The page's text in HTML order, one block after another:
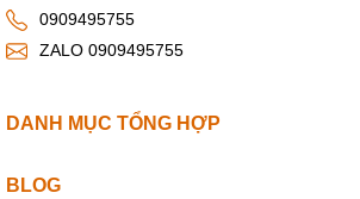
0909495755
ZALO 0909495755
DANH MỤC TỔNG HỢP
BLOG